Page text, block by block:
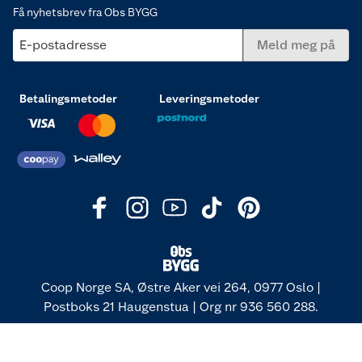
Få nyhetsbrev fra Obs BYGG
E-postadresse Meld meg på
Betalingsmetoder Leveringsmetoder
Coop Norge SA, Østre Aker vei 264, 0977 Oslo |
Postboks 21 Haugenstua | Org nr 936 560 288.